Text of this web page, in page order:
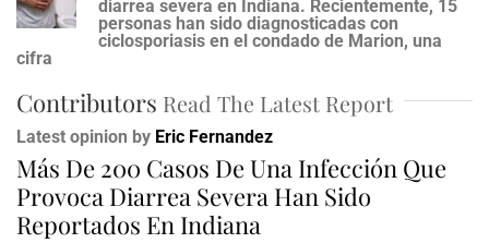
diarrea severa en Indiana. Recientemente, 15
personas han sido diagnosticadas con
ciclosporiasis en el condado de Marion, una
cifra
Contributors Read The Latest Report
Latest opinion by Eric Fernandez
Más De 200 Casos De Una Infección Que
Provoca Diarrea Severa Han Sido
Reportados En Indiana